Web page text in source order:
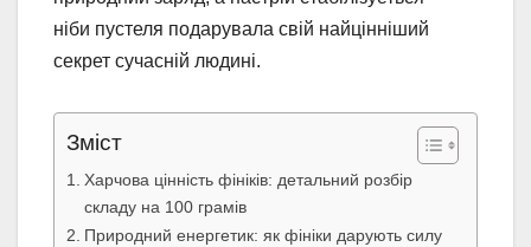
ніби пустеля подарувала свій найцінніший
секрет сучасній людині.
Зміст
Харчова цінність фініків: детальний розбір
складу на 100 грамів
Природний енергетик: як фініки дарують силу